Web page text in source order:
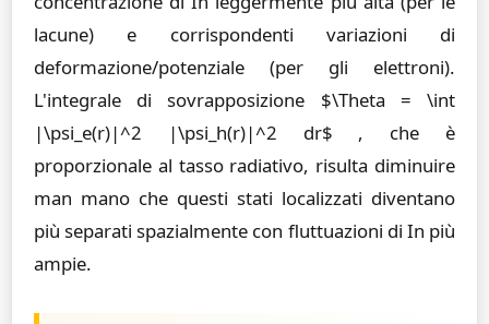
lacune) e corrispondenti variazioni di
deformazione/potenziale (per gli elettroni).
L'integrale di sovrapposizione $\Theta = \int
|\psi_e(r)|^2 |\psi_h(r)|^2 dr$ , che è
proporzionale al tasso radiativo, risulta diminuire
man mano che questi stati localizzati diventano
più separati spazialmente con fluttuazioni di In più
ampie.